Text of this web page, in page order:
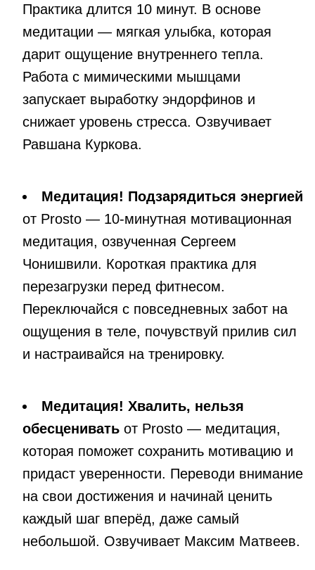
Практика длится 10 минут. В основе
медитации — мягкая улыбка, которая
дарит ощущение внутреннего тепла.
Работа с мимическими мышцами
запускает выработку эндорфинов и
снижает уровень стресса. Озвучивает
Равшана Куркова.
Медитация! Подзарядиться энергией
от Prosto — 10-минутная мотивационная
медитация, озвученная Сергеем
Чонишвили. Короткая практика для
перезагрузки перед фитнесом.
Переключайся с повседневных забот на
ощущения в теле, почувствуй прилив сил
и настраивайся на тренировку.
Медитация! Хвалить, нельзя
обесценивать от Prosto — медитация,
которая поможет сохранить мотивацию и
придаст уверенности. Переводи внимание
на свои достижения и начинай ценить
каждый шаг вперёд, даже самый
небольшой. Озвучивает Максим Матвеев.